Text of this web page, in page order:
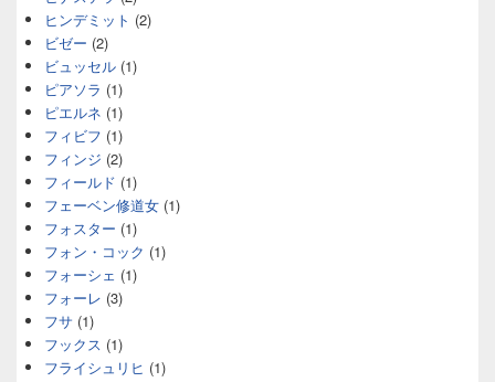
ヒンデミット (2)
ビゼー (2)
ビュッセル (1)
ピアソラ (1)
ピエルネ (1)
フィビフ (1)
フィンジ (2)
フィールド (1)
フェーベン修道女 (1)
フォスター (1)
フォン・コック (1)
フォーシェ (1)
フォーレ (3)
フサ (1)
フックス (1)
フライシュリヒ (1)